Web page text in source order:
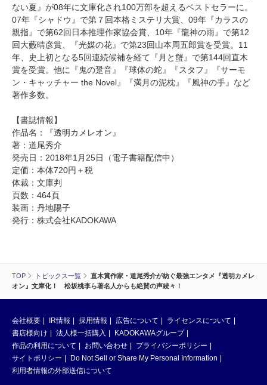
TOP トピックス一覧
直木賞作家・道尾秀介が紡ぐ最強エンタメ『透明カメレ
オン』文庫化！ 松坂桃李ら著名人からも絶賛の声続々！
ない夏』が08年に文庫化され100万部を超えるベストセラーに。
07年『シャドウ』で第７回本格ミステリ大賞、09年『カラスの
親指』で第62回日本推理作家協会賞、10年『龍神の雨』で第12
回大藪晴彦賞、『光媒の花』で第23回山本周五郎賞を受賞。11
年、史上初となる5回連続候補を経て『月と蟹』で第144回直木
賞を受賞。他に『鬼の跫音』『球体の蛇』『スタフ』『サーモ
ン・キャッチャー the Novel』『満月の泥枕』『風神の手』など
著作多数。
【書誌情報】
作品名：『透明カメレオン』
著：道尾秀介
発売日：2018年1月25日（電子書籍配信中）
定価：本体720円＋税
体裁：文庫判
頁数：464頁
装画：丹地陽子
発行：株式会社KADOKAWA
会社概要 IR情報 採用情報 広告について
ライセンスについて
書店様向け
法人様一括購入
KADOKAWAグループ
作品の利用について
お問い合わせ
プライバシーポリシー
サイトポリシー
Do Not Sell or Share My Personal Information
利用者情報の外部送信について